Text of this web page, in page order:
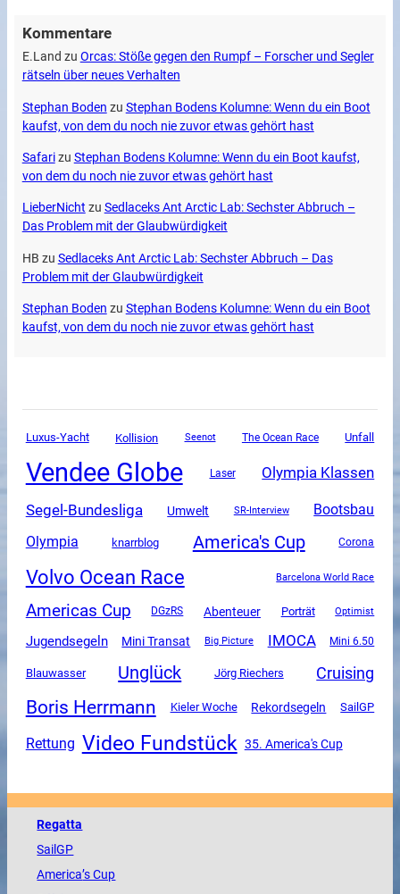
Kommentare
E.Land zu Orcas: Stöße gegen den Rumpf – Forscher und Segler
rätseln über neues Verhalten
Stephan Boden zu Stephan Bodens Kolumne: Wenn du ein Boot
kaufst, von dem du noch nie zuvor etwas gehört hast
Safarizu Stephan Bodens Kolumne: Wenn du ein Boot kaufst,
von dem du noch nie zuvor etwas gehört hast
LieberNicht zu Sedlaceks Ant Arctic Lab: Sechster Abbruch –
Das Problem mit der Glaubwürdigkeit
HB zu Sedlaceks Ant Arctic Lab: Sechster Abbruch – Das
Problem mit der Glaubwürdigkeit
Stephan Boden zu Stephan Bodens Kolumne: Wenn du ein Boot
kaufst, von dem du noch nie zuvor etwas gehört hast
Luxus-Yacht Kollision Seenot The Ocean Race Unfall
Vendee Globe Laser Olympia Klassen
Segel-Bundesliga Umwelt SR-Interview Bootsbau
Olympia knarrblog America's Cup Corona
Volvo Ocean Race Barcelona World Race
Americas Cup DGzRS Abenteuer Porträt Optimist
Jugendsegeln Mini Transat Big Picture IMOCA Mini 6.50
Blauwasser Unglück Jörg Riechers Cruising
Boris Herrmann Kieler Woche Rekordsegeln SailGP
Rettung Video Fundstück 35. America's Cup
Regatta
SailGP
America’s Cup